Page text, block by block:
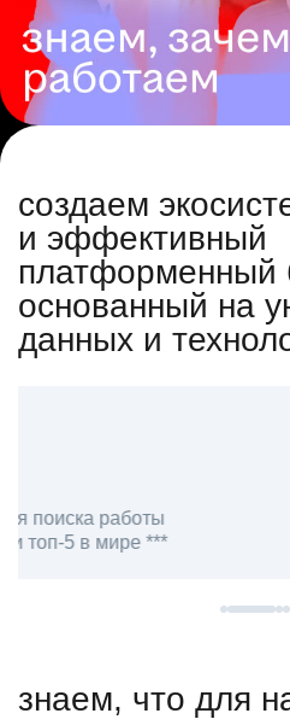
создаем
и эффективный
платформенный
основанный на
данных и
средняя оценка hh.ru как
знаем, что для